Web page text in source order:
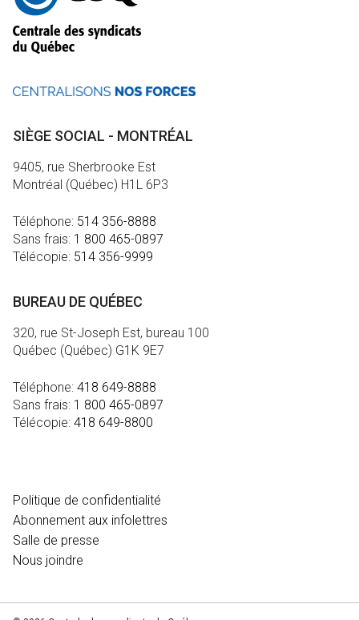
SIÈGE SOCIAL - MONTRÉAL
9405, rue Sherbrooke Est
Montréal (Québec) H1L 6P3
Téléphone: 514 356-8888
Sans frais: 1 800 465-0897
Télécopie: 514 356-9999
BUREAU DE QUÉBEC
320, rue St-Joseph Est, bureau 100
Québec (Québec) G1K 9E7
Téléphone: 418 649-8888
Sans frais: 1 800 465-0897
Télécopie: 418 649-8800
Politique de confidentialité
Abonnement aux infolettres
Salle de presse
Nous joindre